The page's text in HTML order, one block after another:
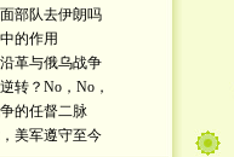
部队去伊朗吗
的作用
革与俄乌战争
转？No，No，
的任督二脉
美军遵守至今